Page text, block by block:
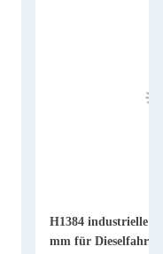
H1384 industrielle
mm für